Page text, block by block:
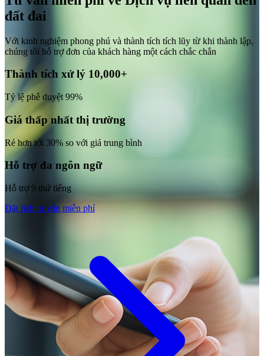
đất đai
Với kinh nghiệm phong phú và thành tích tích lũy từ khi thành lập,
chúng tôi hỗ trợ đơn của khách hàng một cách chắc chắn
Thành tích xử lý 10,000+
Tỷ lệ phê duyệt 99%
Giá thấp nhất thị trường
Rẻ hơn tới 30% so với giá trung bình
Hỗ trợ đa ngôn ngữ
Hỗ trợ 9 thứ tiếng
Đặt lịch tư vấn miễn phí